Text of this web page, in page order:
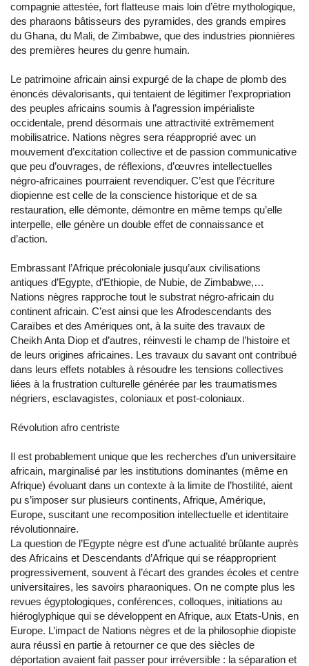
compagnie attestée, fort flatteuse mais loin d’être mythologique,
des pharaons bâtisseurs des pyramides, des grands empires
du Ghana, du Mali, de Zimbabwe, que des industries pionnières
des premières heures du genre humain.
Le patrimoine africain ainsi expurgé de la chape de plomb des
énoncés dévalorisants, qui tentaient de légitimer l’expropriation
des peuples africains soumis à l’agression impérialiste
occidentale, prend désormais une attractivité extrêmement
mobilisatrice. Nations nègres sera réapproprié avec un
mouvement d’excitation collective et de passion communicative
que peu d’ouvrages, de réflexions, d’œuvres intellectuelles
négro-africaines pourraient revendiquer. C’est que l’écriture
diopienne est celle de la conscience historique et de sa
restauration, elle démonte, démontre en même temps qu’elle
interpelle, elle génère un double effet de connaissance et
d’action.
Embrassant l’Afrique précoloniale jusqu’aux civilisations
antiques d’Egypte, d’Ethiopie, de Nubie, de Zimbabwe,…
Nations nègres rapproche tout le substrat négro-africain du
continent africain. C’est ainsi que les Afrodescendants des
Caraïbes et des Amériques ont, à la suite des travaux de
Cheikh Anta Diop et d’autres, réinvesti le champ de l’histoire et
de leurs origines africaines. Les travaux du savant ont contribué
dans leurs effets notables à résoudre les tensions collectives
liées à la frustration culturelle générée par les traumatismes
négriers, esclavagistes, coloniaux et post-coloniaux.
Révolution afro centriste
Il est probablement unique que les recherches d’un universitaire
africain, marginalisé par les institutions dominantes (même en
Afrique) évoluant dans un contexte à la limite de l’hostilité, aient
pu s’imposer sur plusieurs continents, Afrique, Amérique,
Europe, suscitant une recomposition intellectuelle et identitaire
révolutionnaire.
La question de l’Egypte nègre est d’une actualité brûlante auprès
des Africains et Descendants d’Afrique qui se réapproprient
progressivement, souvent à l’écart des grandes écoles et centre
universitaires, les savoirs pharaoniques. On ne compte plus les
revues égyptologiques, conférences, colloques, initiations au
hiéroglyphique qui se développent en Afrique, aux Etats-Unis, en
Europe. L’impact de Nations nègres et de la philosophie diopiste
aura réussi en partie à retourner ce que des siècles de
déportation avaient fait passer pour irréversible : la séparation et